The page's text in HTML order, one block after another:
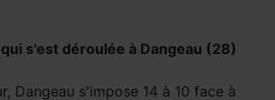
s'est déroulée à Dangeau (28)
Dangeau s'impose 14 à 10 face à